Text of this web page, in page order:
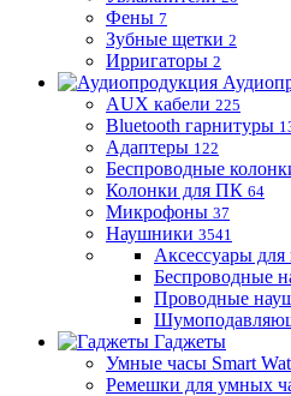
Фены 7
Зубные щетки 2
Ирригаторы 2
AUX кабели 225
Bluetooth гарнитуры
Адаптеры 122
Беспроводные
Колонки для ПК 64
Микрофоны 37
Наушники 3541
Аксессуары
Беспроводные
Проводные
Гаджеты
Умные часы Smart
Ремешки для умных